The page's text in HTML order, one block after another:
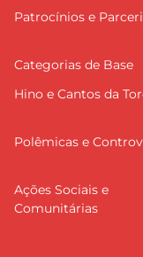
Patrocínios e
Categorias de Base
Hino e Cantos da
Polêmicas e
Ações Sociais e
Comunitárias